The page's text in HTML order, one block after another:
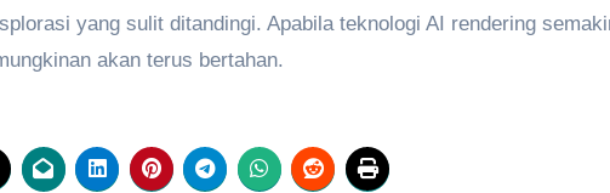
yang sulit ditandingi. Apabila teknologi AI rendering
akan terus bertahan.